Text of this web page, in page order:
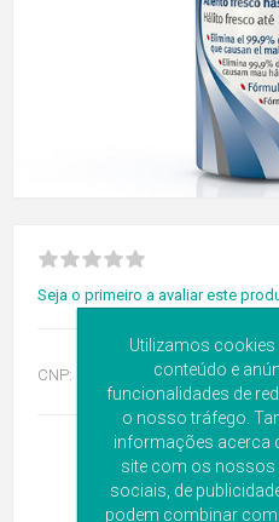
Seja o primeiro a avaliar este
CNP:
Utilizamos
conteúdo e
funcionalidades de
o nosso tráfego.
informações acerca
site com os nossos
sociais, de
podem combinar